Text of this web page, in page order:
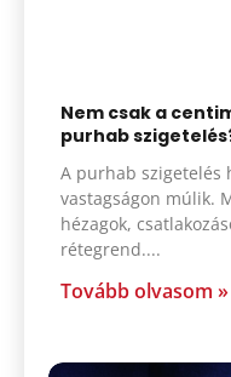
Nem csak a
purhab
A purhab szigetelés
vastagságon múlik.
hézagok,
rétegrend.
Tovább olvasom »